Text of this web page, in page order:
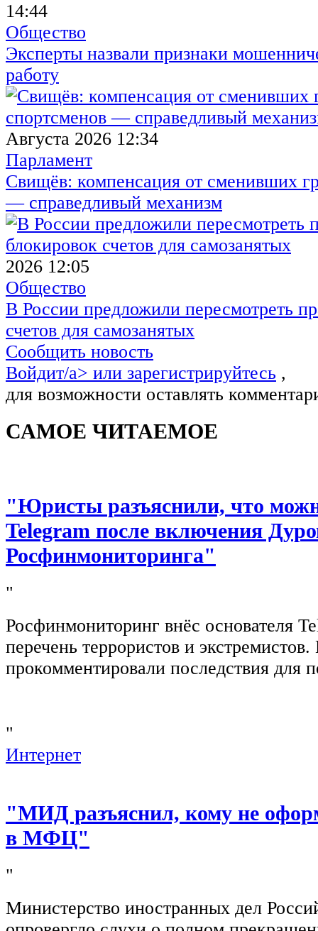
14:44
Общество
Эксперты назвали признаки
работу
Августа 2026 12:34
Парламент
Свищёв: компенсация от сменивших
— справедливый механизм
2026 12:05
Общество
В России предложили пересмотреть
счетов для самозанятых
Сообщить новость
Войдит/a> или зарегистрируйтесь ,
для возможности оставлять
САМОЕ ЧИТАЕМОЕ
"Юристы разъяснили, что
Telegram после включения
Росфинмониторинга"
"
Росфинмониторинг внёс основателя
перечень террористов и
прокомментировали последствия для
"
Интернет
"МИД разъяснил, кому не
в МФЦ"
"
Министерство иностранных дел